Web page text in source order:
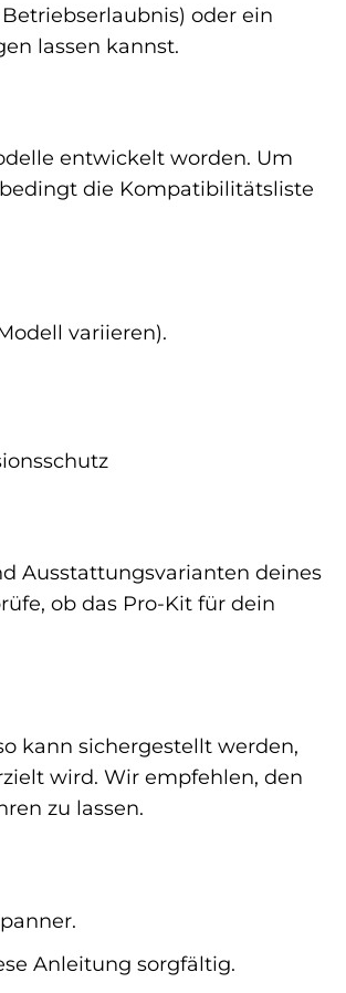
oder ein
lassen kannst.
entwickelt worden. Um
die Kompatibilitätsliste
variieren).
Ausstattungsvarianten deines
ob das Pro-Kit für dein
kann sichergestellt werden,
wird. Wir empfehlen, den
zu lassen.
Anleitung sorgfältig.